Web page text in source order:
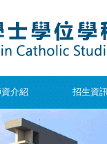
介紹 招生資